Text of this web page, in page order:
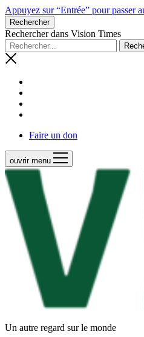
Appuyez sur “Entrée” pour passer
Rechercher
Rechercher dans Vision Times
Faire un don
ouvrir menu
Un autre regard sur le monde